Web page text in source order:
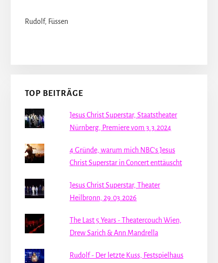
Rudolf, Füssen
TOP BEITRÄGE
Jesus Christ Superstar, Staatstheater
Nürnberg, Premiere vom 3.3.2024
4 Gründe, warum mich NBC's Jesus
Christ Superstar in Concert enttäuscht
Jesus Christ Superstar, Theater
Heilbronn, 29.03.2026
The Last 5 Years - Theatercouch Wien,
Drew Sarich & Ann Mandrella
Rudolf - Der letzte Kuss, Festspielhaus